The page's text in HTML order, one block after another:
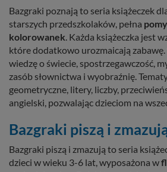
Bazgraki poznają to seria książeczek
starszych przedszkolaków, pełna
kolorowanek. Każda książeczka jest
które dodatkowo urozmaicają zabawę.
wiedzę o świecie, spostrzegawczość,
zasób słownictwa i wyobraźnię.
geometryczne, litery, liczby,
angielski, pozwalając dzieciom na
Bazgraki piszą i
Bazgraki piszą i zmazują to seria
dzieci w wieku 3-6 lat, wyposażona w